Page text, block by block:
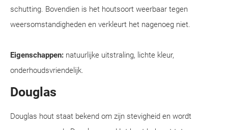
schutting. Bovendien is het houtsoort weerbaar tegen
weersomstandigheden en verkleurt het nagenoeg niet.
Eigenschappen: natuurlijke uitstraling, lichte kleur,
onderhoudsvriendelijk.
Douglas
Douglas hout staat bekend om zijn stevigheid en wordt